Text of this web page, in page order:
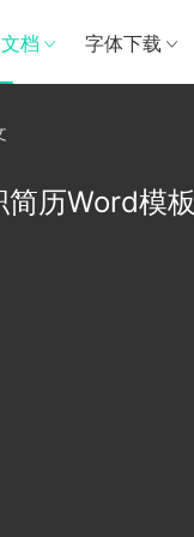
档 字体下载
历Word模板